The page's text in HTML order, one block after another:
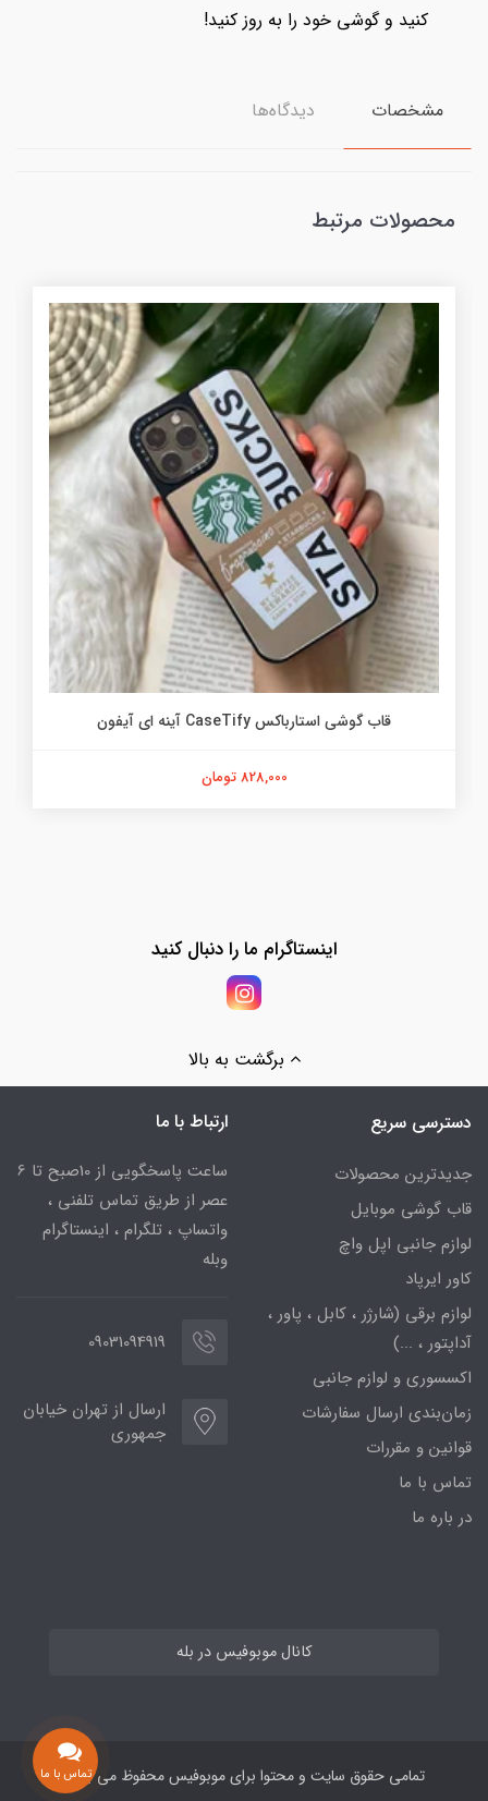
کنید و گوشی خود را به روز کنید!
مشخصات دیدگاه‌ها
محصولات مرتبط
قاب گوشی استارباکس CaseTify آینه ای آیفون
828,000 تومان
اینستاگرام ما را دنبال کنید
برگشت به بالا
دسترسی سریع
جدیدترین محصولات
قاب گوشی موبایل
لوازم جانبی اپل واچ
کاور ایرپاد
لوازم برقی (شارژر ، کابل ، پاور ،
آداپتور ، ...)
اکسسوری و لوازم جانبی
زمان‌بندی ارسال سفارشات
قوانین و مقررات
تماس با ما
در باره ما
ارتباط با ما
ساعت پاسخگویی از 10صبح تا 6
عصر از طریق تماس تلفنی ،
واتساپ ، تلگرام ، اینستاگرام
وبله
09031094919
ارسال از تهران خیابان
جمهوری
کانال موبوفیس در بله
تمامی حقوق سایت و محتوا برای موبوفیس محفوظ می باشد